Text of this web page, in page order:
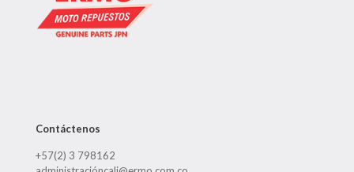
Contáctenos
+57(2) 3 798162